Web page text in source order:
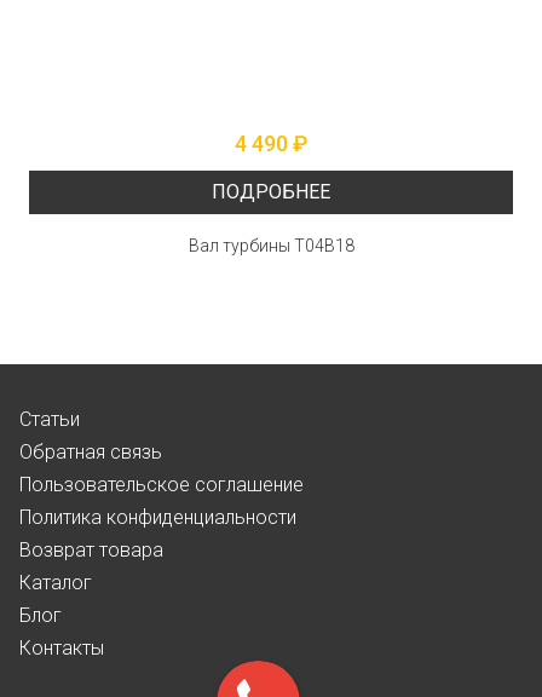
4 490 ₽
ПОДРОБНЕЕ
Вал турбины T04B18
Статьи
Обратная связь
Пользовательское соглашение
Политика конфиденциальности
Возврат товара
Каталог
Блог
Контакты